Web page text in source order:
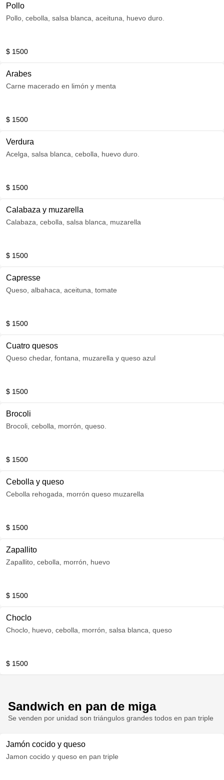
Pollo
Pollo, cebolla, salsa blanca, aceituna, huevo duro.
$ 1500
Arabes
Carne macerado en limón y menta
$ 1500
Verdura
Acelga, salsa blanca, cebolla, huevo duro.
$ 1500
Calabaza y muzarella
Calabaza, cebolla, salsa blanca, muzarella
$ 1500
Capresse
Queso, albahaca, aceituna, tomate
$ 1500
Cuatro quesos
Queso chedar, fontana, muzarella y queso azul
$ 1500
Brocoli
Brocoli, cebolla, morrón, queso.
$ 1500
Cebolla y queso
Cebolla rehogada, morrón queso muzarella
$ 1500
Zapallito
Zapallito, cebolla, morrón, huevo
$ 1500
Choclo
Choclo, huevo, cebolla, morrón, salsa blanca, queso
$ 1500
Sandwich en pan de miga
Se venden por unidad son triángulos grandes todos en pan triple
Jamón cocido y queso
Jamon cocido y queso en pan triple